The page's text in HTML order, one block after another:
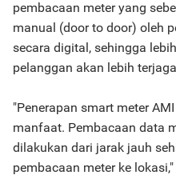
pembacaan meter yang
manual (door to door) oleh
secara digital, sehingga
pelanggan akan lebih
"Penerapan smart meter
manfaat. Pembacaan data
dilakukan dari jarak jauh
pembacaan meter ke